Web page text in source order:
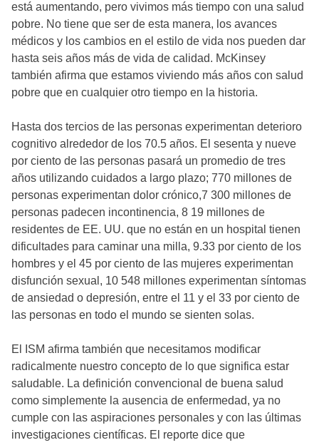
está aumentando, pero vivimos más tiempo con una salud
pobre. No tiene que ser de esta manera, los avances
médicos y los cambios en el estilo de vida nos pueden dar
hasta seis años más de vida de calidad. McKinsey
también afirma que estamos viviendo más años con salud
pobre que en cualquier otro tiempo en la historia.
Hasta dos tercios de las personas experimentan deterioro
cognitivo alrededor de los 70.5 años. El sesenta y nueve
por ciento de las personas pasará un promedio de tres
años utilizando cuidados a largo plazo; 770 millones de
personas experimentan dolor crónico,7 300 millones de
personas padecen incontinencia, 8 19 millones de
residentes de EE. UU. que no están en un hospital tienen
dificultades para caminar una milla, 9.33 por ciento de los
hombres y el 45 por ciento de las mujeres experimentan
disfunción sexual, 10 548 millones experimentan síntomas
de ansiedad o depresión, entre el 11 y el 33 por ciento de
las personas en todo el mundo se sienten solas.
El ISM afirma también que necesitamos modificar
radicalmente nuestro concepto de lo que significa estar
saludable. La definición convencional de buena salud
como simplemente la ausencia de enfermedad, ya no
cumple con las aspiraciones personales y con las últimas
investigaciones científicas. El reporte dice que